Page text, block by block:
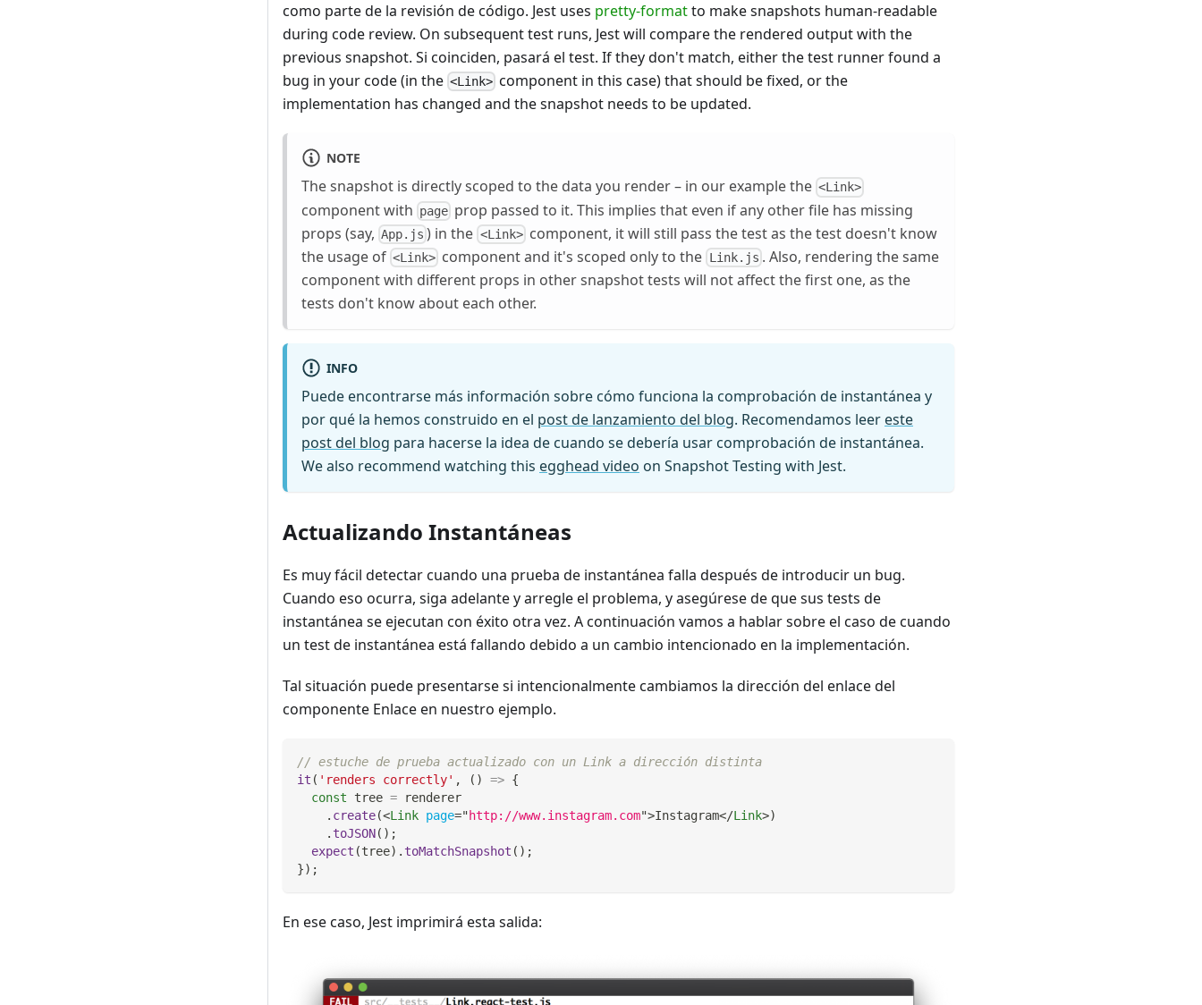
como parte de la revisión de código. Jest uses pretty-formatto make snapshots human-readable
during code review. On subsequent test runs, Jest will compare the rendered output with the
previous snapshot. Si coinciden, pasará el test. If they don't match, either the test runner found a
bug in your code (in the <Link> component in this case) that should be fixed, or the
implementation has changed and the snapshot needs to be updated.
NOTE
The snapshot is directly scoped to the data you render – in our example the <Link>
component with page prop passed to it. This implies that even if any other file has missing
props (say, App.js ) in the <Link>component, it will still pass the test as the test doesn't know
the usage of <Link> component and it's scoped only to the Link.js . Also, rendering the same
component with different props in other snapshot tests will not affect the first one, as the
tests don't know about each other.
INFO
Puede encontrarse más información sobre cómo funciona la comprobación de instantánea y
por qué la hemos construido en el post de lanzamiento del blog. Recomendamos leer este
post del blog para hacerse la idea de cuando se debería usar comprobación de instantánea.
We also recommend watching this egghead video on Snapshot Testing with Jest.
Actualizando Instantáneas
Es muy fácil detectar cuando una prueba de instantánea falla después de introducir un bug.
Cuando eso ocurra, siga adelante y arregle el problema, y asegúrese de que sus tests de
instantánea se ejecutan con éxito otra vez. A continuación vamos a hablar sobre el caso de cuando
un test de instantánea está fallando debido a un cambio intencionado en la implementación.
Tal situación puede presentarse si intencionalmente cambiamos la dirección del enlace del
componente Enlace en nuestro ejemplo.
// estuche de prueba actualizado con un Link a dirección distinta
it ( 'renders correctly' , ( ) => {
const tree = renderer
. create(<Link page="http://www.instagram.com">Instagram</Link>)
. toJSON( ) ;
expect (tree) . toMatchSnapshot ( ) ;
}) ;
En ese caso, Jest imprimirá esta salida: